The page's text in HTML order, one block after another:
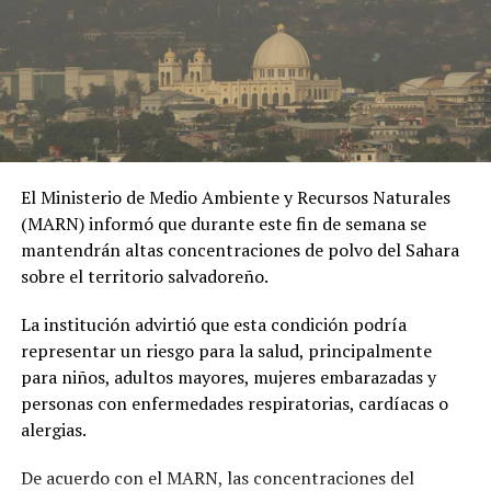
El Ministerio de Medio Ambiente y Recursos Naturales
(MARN) informó que durante este fin de semana se
mantendrán altas concentraciones de polvo del Sahara
sobre el territorio salvadoreño.
La institución advirtió que esta condición podría
representar un riesgo para la salud, principalmente
para niños, adultos mayores, mujeres embarazadas y
personas con enfermedades respiratorias, cardíacas o
alergias.
De acuerdo con el MARN, las concentraciones del